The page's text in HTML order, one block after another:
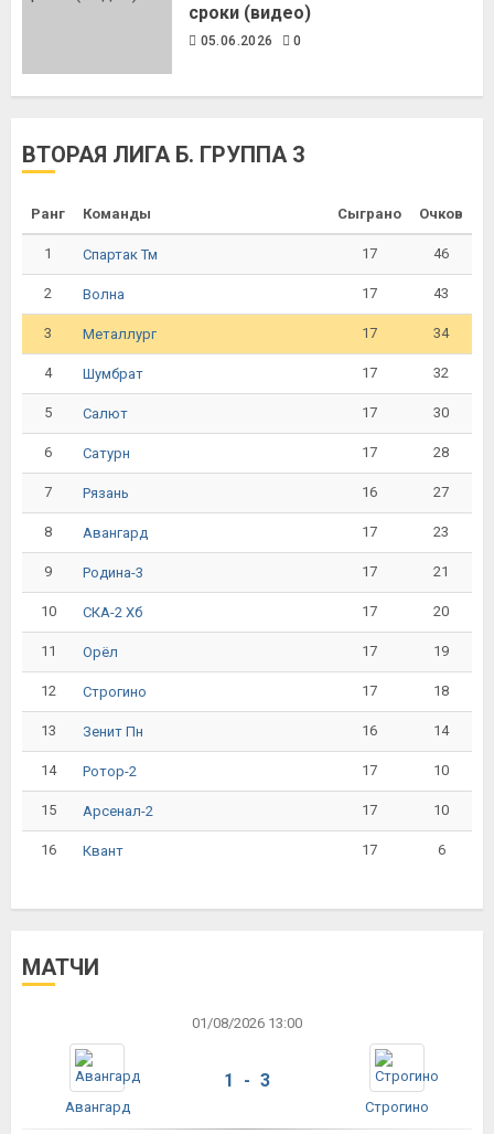
сроки (видео)
05.06.2026 0
ВТОРАЯ ЛИГА Б. ГРУППА 3
Ранг Команды Сыграно Очков
1 Спартак Тм 17 46
2 Волна 17 43
3 Металлург 17 34
4 Шумбрат 17 32
5 Салют 17 30
6 Сатурн 17 28
7 Рязань 16 27
8 Авангард 17 23
9 Родина-3 17 21
10 СКА-2 Хб 17 20
11 Орёл 17 19
12 Строгино 17 18
13 Зенит Пн 16 14
14 Ротор-2 17 10
15 Арсенал-2 17 10
16 Квант 17 6
МАТЧИ
01/08/2026 13:00
Авангард
1 - 3
Строгино